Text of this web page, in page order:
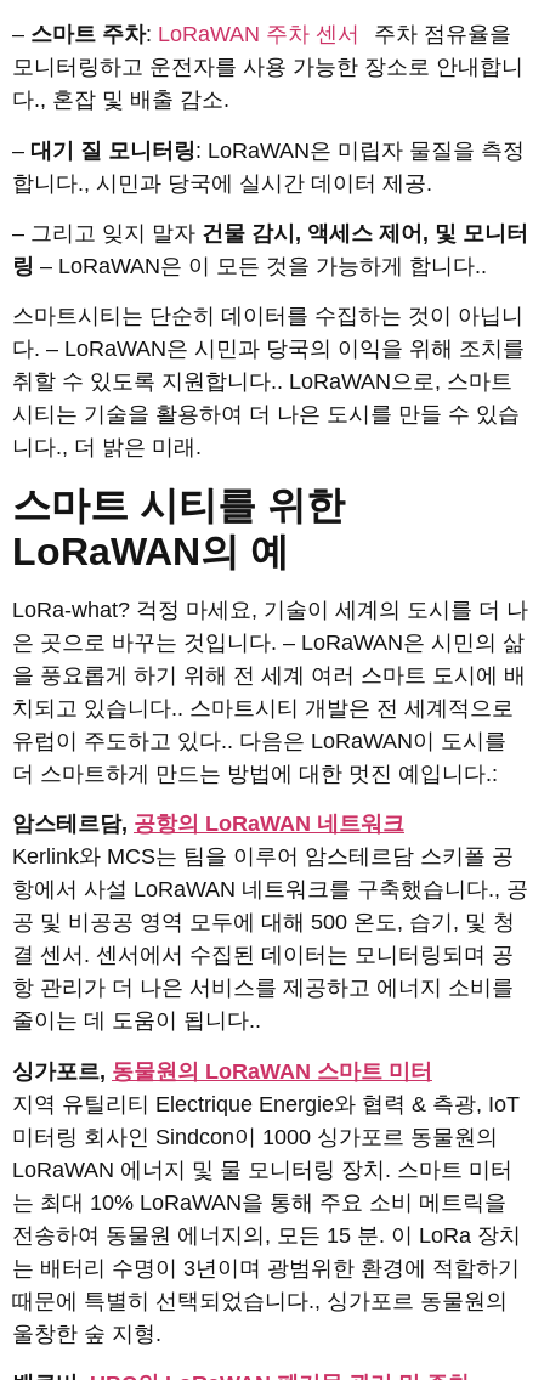
– 스마트 주차: LoRaWAN 주차 센서
주차 점유율을
모니터링하고 운전자를 사용 가능한 장소로 안내합니
다., 혼잡 및 배출 감소.
– 대기 질 모니터링: LoRaWAN은 미립자 물질을 측정
합니다., 시민과 당국에 실시간 데이터 제공.
– 그리고 잊지 말자 건물 감시, 액세스 제어, 및 모니터
링 – LoRaWAN은 이 모든 것을 가능하게 합니다..
스마트시티는 단순히 데이터를 수집하는 것이 아닙니
다. – LoRaWAN은 시민과 당국의 이익을 위해 조치를
취할 수 있도록 지원합니다.. LoRaWAN으로, 스마트
시티는 기술을 활용하여 더 나은 도시를 만들 수 있습
니다., 더 밝은 미래.
스마트 시티를 위한
LoRaWAN의 예
LoRa-what? 걱정 마세요, 기술이 세계의 도시를 더 나
은 곳으로 바꾸는 것입니다. – LoRaWAN은 시민의 삶
을 풍요롭게 하기 위해 전 세계 여러 스마트 도시에 배
치되고 있습니다.. 스마트시티 개발은 전 세계적으로
유럽이 주도하고 있다.. 다음은 LoRaWAN이 도시를
더 스마트하게 만드는 방법에 대한 멋진 예입니다.:
암스테르담, 공항의 LoRaWAN 네트워크
Kerlink와 MCS는 팀을 이루어 암스테르담 스키폴 공
항에서 사설 LoRaWAN 네트워크를 구축했습니다., 공
공 및 비공공 영역 모두에 대해 500 온도, 습기, 및 청
결 센서. 센서에서 수집된 데이터는 모니터링되며 공
항 관리가 더 나은 서비스를 제공하고 에너지 소비를
줄이는 데 도움이 됩니다..
싱가포르, 동물원의 LoRaWAN 스마트 미터
지역 유틸리티 Electrique Energie와 협력 & 측광, IoT
미터링 회사인 Sindcon이 1000 싱가포르 동물원의
LoRaWAN 에너지 및 물 모니터링 장치. 스마트 미터
는 최대 10% LoRaWAN을 통해 주요 소비 메트릭을
전송하여 동물원 에너지의, 모든 15 분. 이 LoRa 장치
는 배터리 수명이 3년이며 광범위한 환경에 적합하기
때문에 특별히 선택되었습니다., 싱가포르 동물원의
울창한 숲 지형.